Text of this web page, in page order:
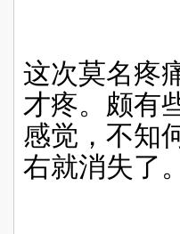
这次莫名疼
才疼。颇有
感觉，不知
右就消失了。